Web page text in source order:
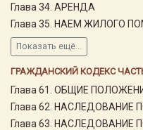
Глава 34. АРЕНДА
Глава 35. НАЕМ ЖИЛОГО
Показать ещё...
ГРАЖДАНСКИЙ КОДЕКС
Глава 61. ОБЩИЕ
Глава 62. НАСЛЕДОВАНИЕ
Глава 63. НАСЛЕДОВАНИЕ